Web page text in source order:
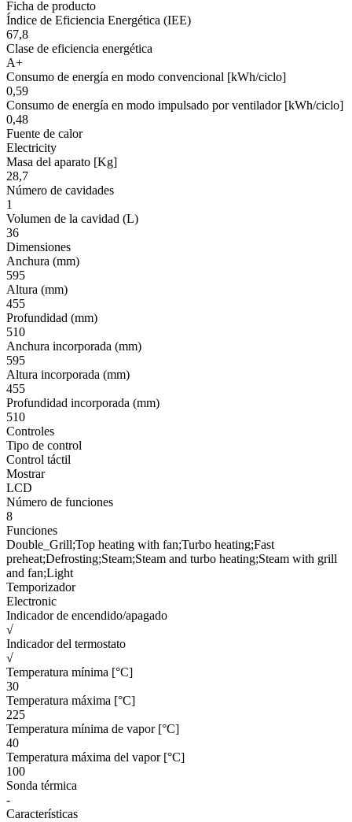
Ficha de producto
Índice de Eficiencia Energética (IEE)
67,8
Clase de eficiencia energética
A+
Consumo de energía en modo convencional [kWh/ciclo]
0,59
Consumo de energía en modo impulsado por ventilador [kWh/ciclo]
0,48
Fuente de calor
Electricity
Masa del aparato [Kg]
28,7
Número de cavidades
1
Volumen de la cavidad (L)
36
Dimensiones
Anchura (mm)
595
Altura (mm)
455
Profundidad (mm)
510
Anchura incorporada (mm)
595
Altura incorporada (mm)
455
Profundidad incorporada (mm)
510
Controles
Tipo de control
Control táctil
Mostrar
LCD
Número de funciones
8
Funciones
Double_Grill;Top heating with fan;Turbo heating;Fast
preheat;Defrosting;Steam;Steam and turbo heating;Steam with grill
and fan;Light
Temporizador
Electronic
Indicador de encendido/apagado
√
Indicador del termostato
√
Temperatura mínima [°C]
30
Temperatura máxima [°C]
225
Temperatura mínima de vapor [°C]
40
Temperatura máxima del vapor [°C]
100
Sonda térmica
-
Características